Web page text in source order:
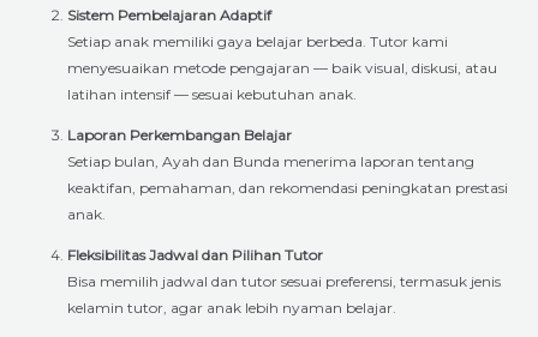
Sistem Pembelajaran Adaptif
Setiap anak memiliki gaya belajar berbeda. Tutor kami
menyesuaikan metode pengajaran — baik visual, diskusi, atau
latihan intensif — sesuai kebutuhan anak.
Laporan Perkembangan Belajar
Setiap bulan, Ayah dan Bunda menerima laporan tentang
keaktifan, pemahaman, dan rekomendasi peningkatan prestasi
anak.
Fleksibilitas Jadwal dan Pilihan Tutor
Bisa memilih jadwal dan tutor sesuai preferensi, termasuk jenis
kelamin tutor, agar anak lebih nyaman belajar.